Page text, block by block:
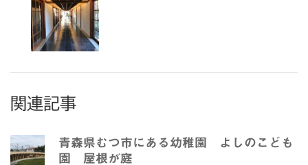
関連記事
青森県むつ市にある幼稚園 よしのこども
園 屋根が庭